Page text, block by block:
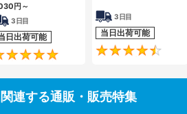
4.6
円 ～
3日目
日出荷可能
4.8
3日目
当日出荷可能
連する通販・販売特集